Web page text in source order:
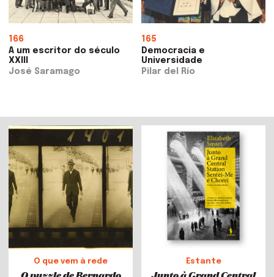
166
A um escritor do século
XXIII
José Saramago
165
Democracia e
Universidade
Pilar del Río
O que vem à rede Estante